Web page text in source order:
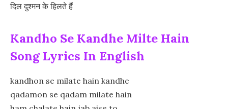
दिल दुश्मन के हिलते हैं
Kandho Se Kandhe Milte Hain
Song Lyrics In English
kandhon se milate hain kandhe
qadamon se qadam milate hain